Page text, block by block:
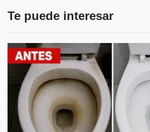
Te puede interesar